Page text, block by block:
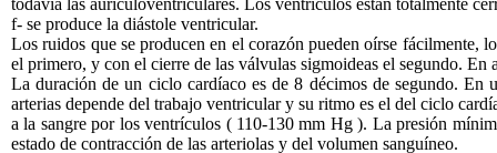
todavía las auriculoventriculares. Los ventrículos están totalmente
f- se produce la diástole ventricular.
Los ruidos que se producen en el corazón pueden oírse fácilmente,
el primero, y con el cierre de las válvulas sigmoideas el segundo. En
La duración de un ciclo cardíaco es de 8 décimos de segundo.
arterias depende del trabajo ventricular y su ritmo es el del ciclo
a la sangre por los ventrículos ( 110-130 mm Hg ). La presión
estado de contracción de las arteriolas y del volumen sanguíneo.